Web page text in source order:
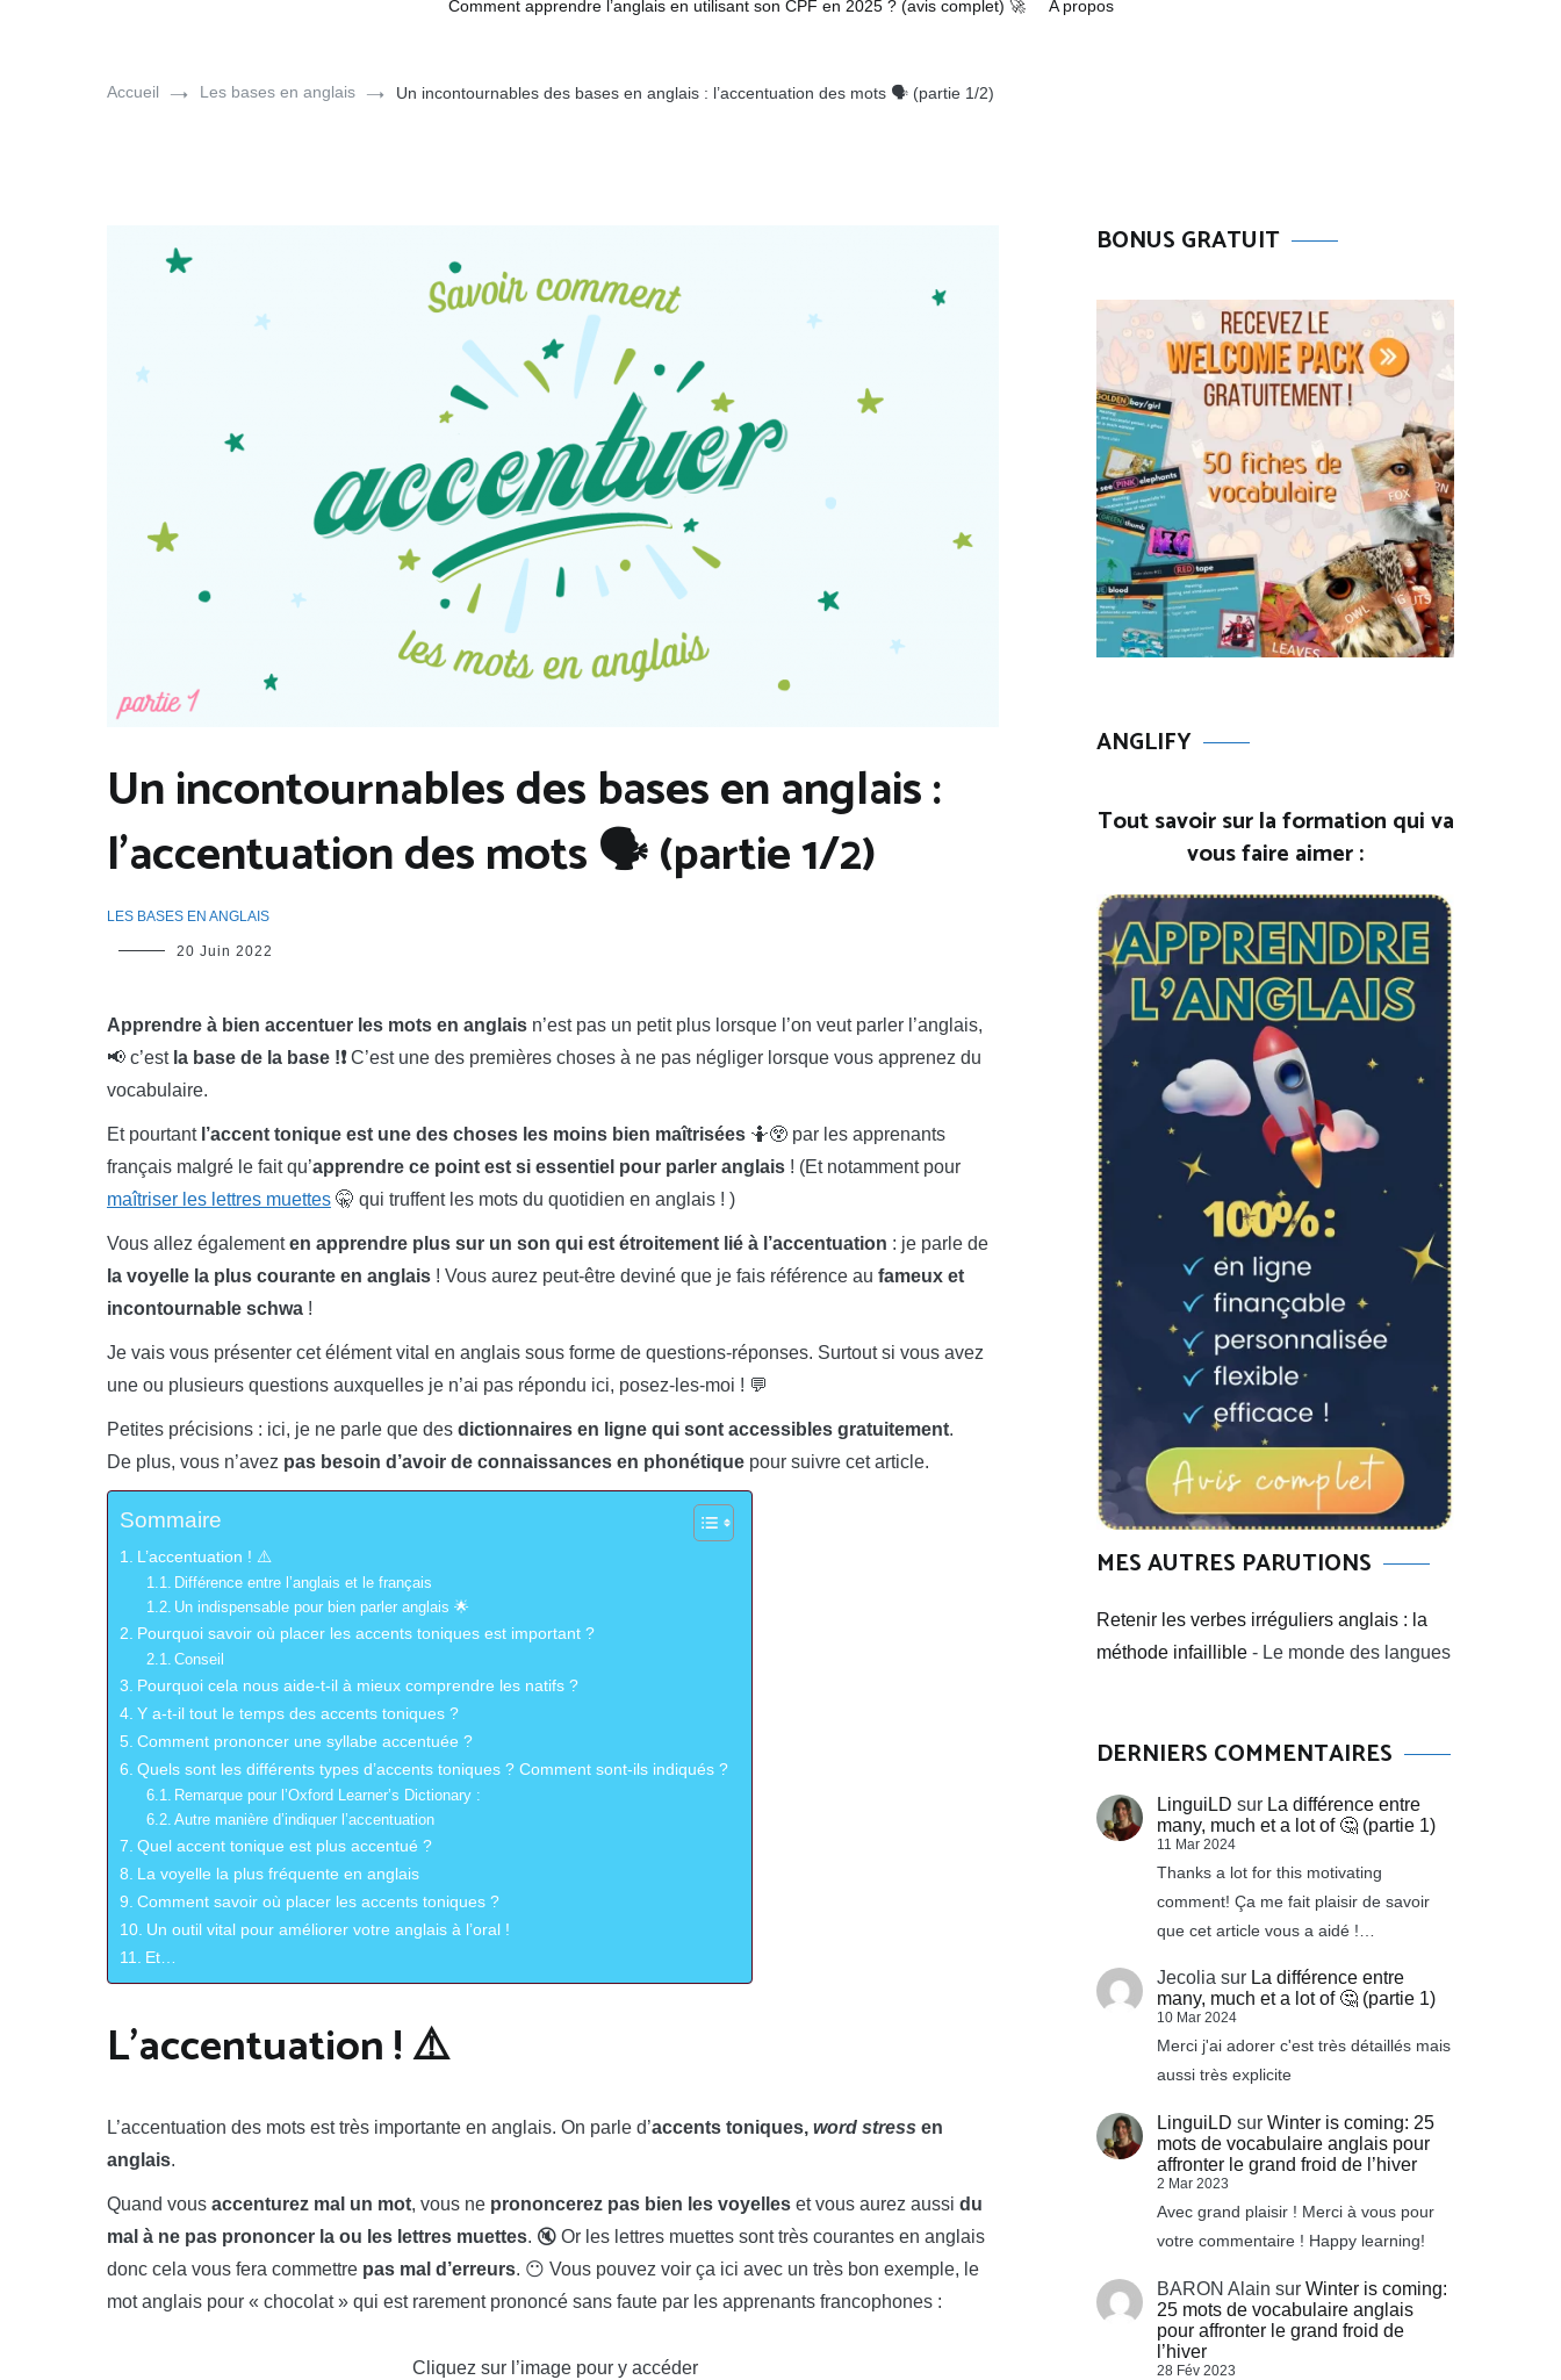
Comment apprendre l’anglais en utilisant son CPF en 2025 ? (avis complet) 🚀 A propos
Accueil Les bases en anglais Un incontournables des bases en anglais : l’accentuation des mots 🗣️ (partie 1/2)
Un incontournables des bases en anglais :
l’accentuation des mots 🗣️ (partie 1/2)
LES BASES EN ANGLAIS
LinguiLD 20 Juin 2022
Apprendre à bien accentuer les mots en anglais n’est pas un petit plus lorsque l’on veut parler l’anglais,
📢 c’est la base de la base !❗C’est une des premières choses à ne pas négliger lorsque vous apprenez du
vocabulaire.
Et pourtant l’accent tonique est une des choses les moins bien maîtrisées 🤷😲 par les apprenants
français malgré le fait qu’apprendre ce point est si essentiel pour parler anglais ! (Et notamment pour
maîtriser les lettres muettes 🤫 qui truffent les mots du quotidien en anglais ! )
Vous allez égalementen apprendre plus sur un son qui est étroitement lié à l’accentuation : je parle de
la voyelle la plus courante en anglais ! Vous aurez peut-être deviné que je fais référence au fameux et
incontournable schwa !
Je vais vous présenter cet élément vital en anglais sous forme de questions-réponses. Surtout si vous avez
une ou plusieurs questions auxquelles je n’ai pas répondu ici, posez-les-moi ! 💬
Petites précisions : ici, je ne parle que des dictionnaires en ligne qui sont accessibles gratuitement.
De plus, vous n’avez pas besoin d’avoir de connaissances en phonétique pour suivre cet article.
Sommaire
L’accentuation ! ⚠️
Différence entre l’anglais et le français
Un indispensable pour bien parler anglais 🌟
Pourquoi savoir où placer les accents toniques est important ?
Conseil
Pourquoi cela nous aide-t-il à mieux comprendre les natifs ?
Y a-t-il tout le temps des accents toniques ?
Comment prononcer une syllabe accentuée ?
Quels sont les différents types d’accents toniques ? Comment sont-ils indiqués ?
Remarque pour l’Oxford Learner’s Dictionary :
Autre manière d’indiquer l’accentuation
Quel accent tonique est plus accentué ?
La voyelle la plus fréquente en anglais
Comment savoir où placer les accents toniques ?
Un outil vital pour améliorer votre anglais à l’oral !
Et…
L’accentuation ! ⚠️
L’accentuation des mots est très importante en anglais. On parle d’accents toniques, word stress en
anglais.
Quand vous accenturez mal un mot, vous ne prononcerez pas bien les voyelles et vous aurez aussi du
mal à ne pas prononcer la ou les lettres muettes. 🔇 Or les lettres muettes sont très courantes en anglais
donc cela vous fera commettre pas mal d’erreurs. 😶 Vous pouvez voir ça ici avec un très bon exemple, le
mot anglais pour « chocolat » qui est rarement prononcé sans faute par les apprenants francophones :
Cliquez sur l’image pour y accéder
BONUS GRATUIT
ANGLIFY
Tout savoir sur la formation qui va
vous faire aimer :
MES AUTRES PARUTIONS
Retenir les verbes irréguliers anglais : la
méthode infaillible - Le monde des langues
DERNIERS COMMENTAIRES
LinguiLD sur La différence entre
many, much et a lot of 🤔 (partie 1)
11 Mar 2024
Thanks a lot for this motivating
comment! Ça me fait plaisir de savoir
que cet article vous a aidé !…
Jecolia sur La différence entre
many, much et a lot of 🤔 (partie 1)
10 Mar 2024
Merci j'ai adorer c'est très détaillés mais
aussi très explicite
LinguiLD sur Winter is coming: 25
mots de vocabulaire anglais pour
affronter le grand froid de l’hiver
2 Mar 2023
Avec grand plaisir ! Merci à vous pour
votre commentaire ! Happy learning!
BARON Alain sur Winter is coming:
25 mots de vocabulaire anglais
pour affronter le grand froid de
l’hiver
28 Fév 2023